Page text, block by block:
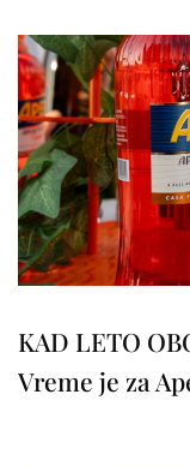
KAD LETO
Vreme je za